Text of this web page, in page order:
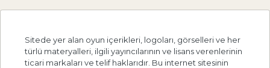
Sitede yer alan oyun içerikleri, logoları, görselleri ve her
türlü materyalleri, ilgili yayıncılarının ve lisans verenlerinin
ticari markaları ve telif haklarıdır. Bu internet sitesinin